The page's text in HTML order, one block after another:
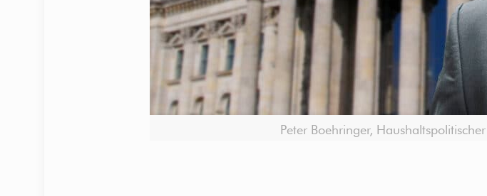
Peter Boehringer,